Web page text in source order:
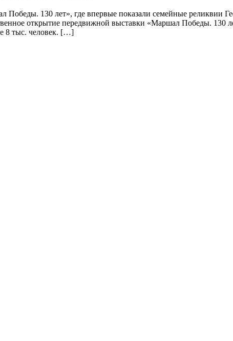
Победы. 130 лет», где впервые показали семейные реликвии
открытие передвижной выставки «Маршал Победы.
8 тыс. человек. […]